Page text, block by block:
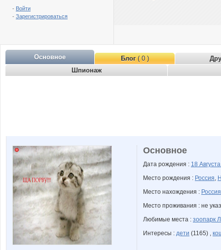
- Войти
- Зарегистрироваться
Основное Блог( 0 )
Шпионаж
Основное
Дата рождения : 18
Место рождения : Россия,
Место нахождения : Россия
Место проживания : не
Любимые места : зоопарк
Интересы : дети (1165) ,